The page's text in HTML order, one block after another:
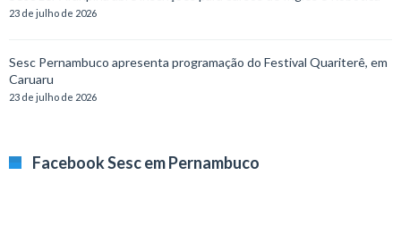
23 de julho de 2026
Sesc Pernambuco apresenta programação do Festival Quariterê, em
Caruaru
23 de julho de 2026
Facebook Sesc em Pernambuco